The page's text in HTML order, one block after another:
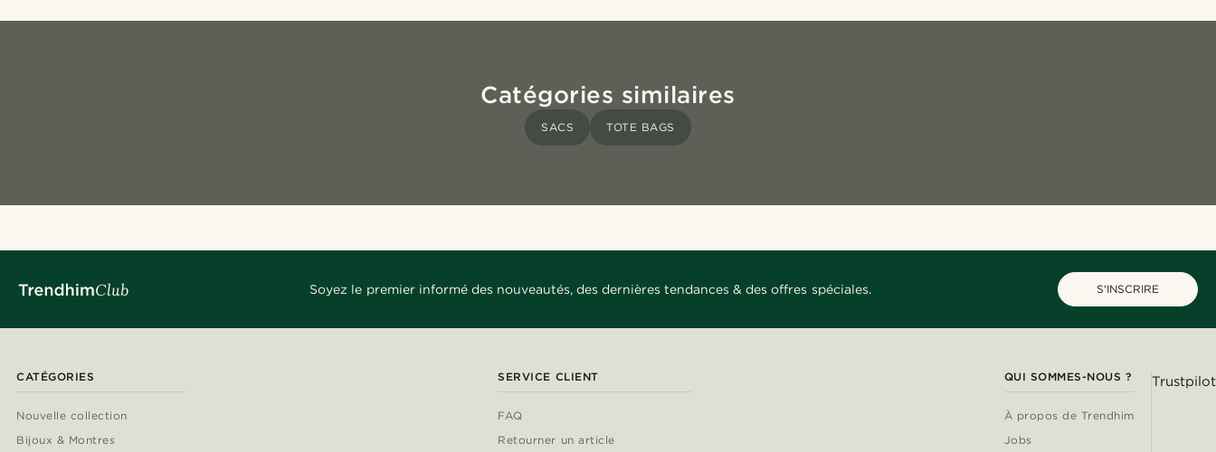
Catégories similaires
SACS TOTE BAGS
Soyez le premier informé des nouveautés, des dernières tendances & des offres spéciales. S'INSCRIRE
CATÉGORIES
Nouvelle collection
Bijoux & Montres
SERVICE CLIENT
FAQ
Retourner un article
QUI SOMMES-NOUS ?
À propos de Trendhim
Jobs
Trustpilot